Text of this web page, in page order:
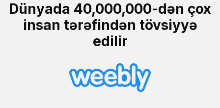
Dünyada 40,000,000-dən çox
insan tərəfindən tövsiyyə
edilir